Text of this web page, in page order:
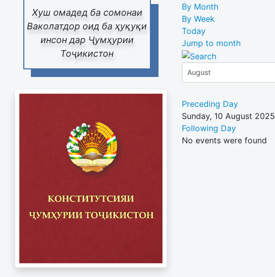
Хуш омадед ба сомонаи
Ваколатдор оид ба ҳуқуқи
инсон дар Ҷумҳурии
Тоҷикистон
By Month
By Week
Today
Jump to month
Preceding Day
Sunday, 10 August 2025
Following Day
No events were found